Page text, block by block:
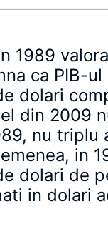
1989
ca PIB-
dolari
din 2009
nu triplu
in
dolari de
in dolari